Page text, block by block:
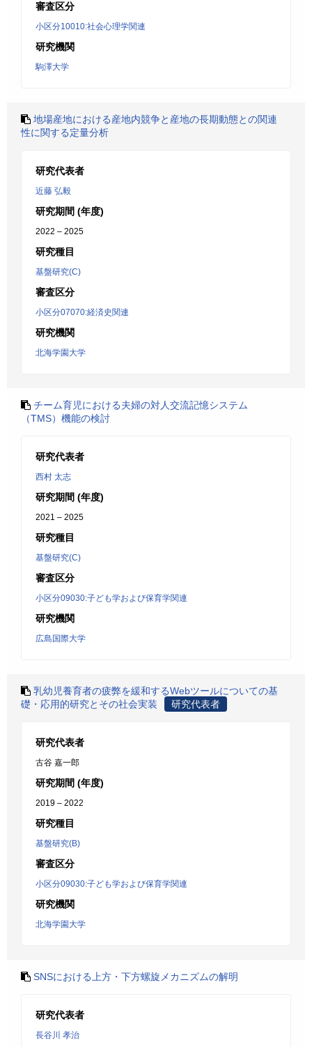
審査区分
小区分10010:社会心理学関連
研究機関
駒澤大学
地場産地における産地内競争と産地の長期動態との関連
性に関する定量分析
研究代表者
近藤 弘毅
研究期間 (年度)
2022 – 2025
研究種目
基盤研究(C)
審査区分
小区分07070:経済史関連
研究機関
北海学園大学
チーム育児における夫婦の対人交流記憶システム
（TMS）機能の検討
研究代表者
西村 太志
研究期間 (年度)
2021 – 2025
研究種目
基盤研究(C)
審査区分
小区分09030:子ども学および保育学関連
研究機関
広島国際大学
乳幼児養育者の疲弊を緩和するWebツールについての基
礎・応用的研究とその社会実装
研究代表者
研究代表者
古谷 嘉一郎
研究期間 (年度)
2019 – 2022
研究種目
基盤研究(B)
審査区分
小区分09030:子ども学および保育学関連
研究機関
北海学園大学
SNSにおける上方・下方螺旋メカニズムの解明
研究代表者
長谷川 孝治